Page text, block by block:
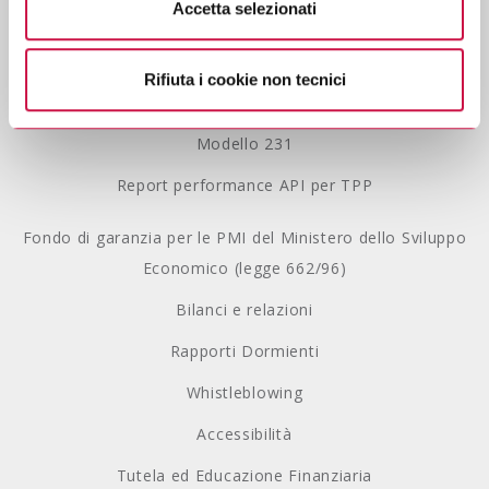
Se vuole saperne di più consultil’informativa sulla
privacy.
Accetta selezionati
Rifiuta i cookie non tecnici
Privacy Policy
Modello 231
Report performance API per TPP
Fondo di garanzia per le PMI del Ministero dello Sviluppo
Economico (legge 662/96)
Bilanci e relazioni
Rapporti Dormienti
Whistleblowing
Accessibilità
Tutela ed Educazione Finanziaria